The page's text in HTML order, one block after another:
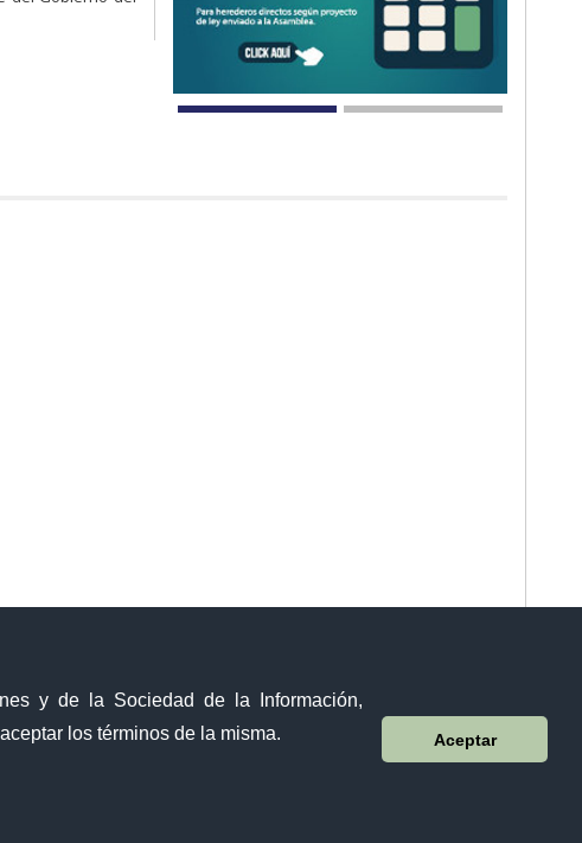
y de la Sociedad de la Información,
los términos de la misma.
Aceptar
Contacto ciudadano